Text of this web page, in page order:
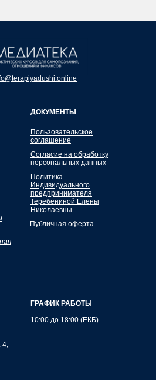
Пользовательское
соглашение
Согласие на обработку
персональных данных
Политика
Индивидуального
предпринимателя
Теребениной Елены
Николаевны
Публичная оферта
4,
ГРАФИК РАБОТЫ
10:00 до 18:00 (ЕКБ)
ДОКУМЕНТЫ